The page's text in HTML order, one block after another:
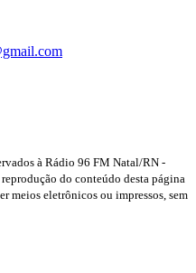
à Rádio 96 FM Natal/RN -
do conteúdo desta página
meios eletrônicos ou impressos, sem